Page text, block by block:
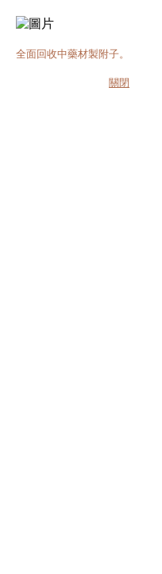
全面回收中藥材製附子。
關閉